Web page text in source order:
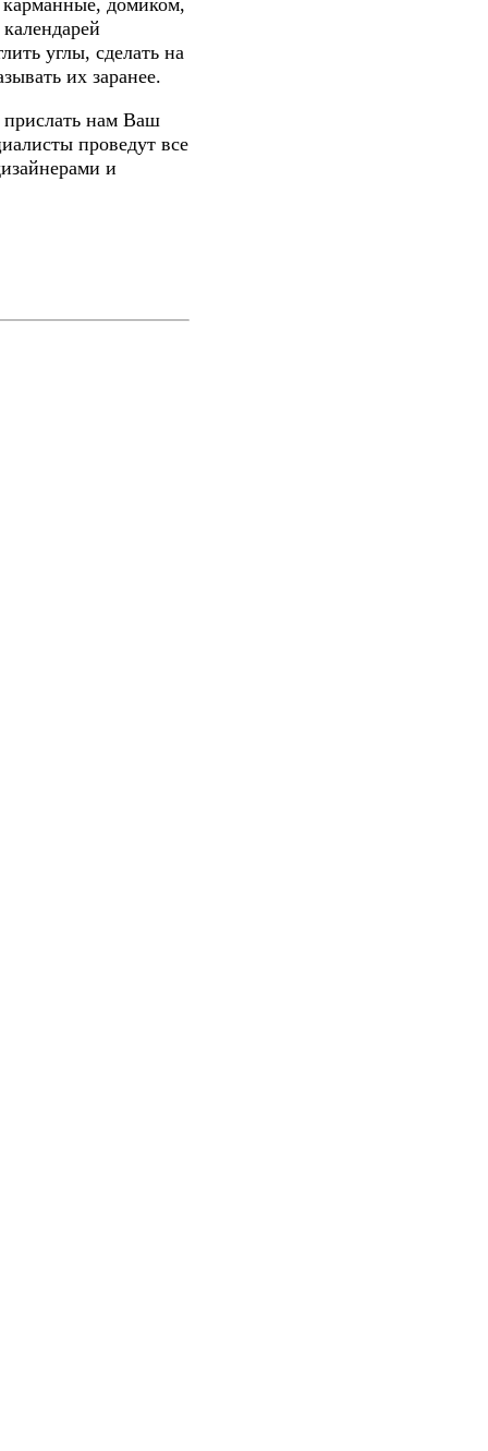
углы, сделать на
их заранее.
прислать нам Ваш
проведут все
и